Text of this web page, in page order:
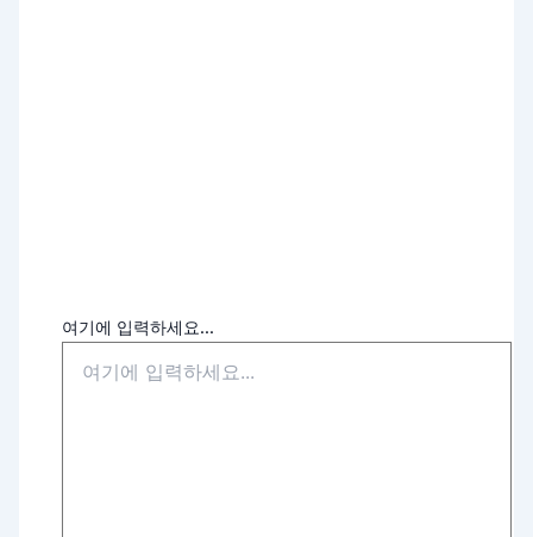
여기에 입력하세요...